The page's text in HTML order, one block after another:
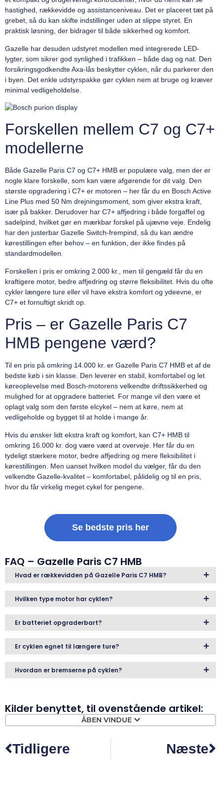
hastighed, rækkevidde og assistanceniveau. Det er placeret tæt på
grebet, så du kan skifte indstillinger uden at slippe styret. En
praktisk løsning, der bidrager til både sikkerhed og komfort.
Gazelle har desuden udstyret modellen med integrerede LED-
lygter, som sikrer god synlighed i trafikken – både dag og nat. Den
forsikringsgodkendte Axa-lås beskytter cyklen, når du parkerer den
i byen. Det enkle udstyrspakke gør cyklen nem at bruge og kræver
minimal vedligeholdelse.
Forskellen mellem C7 og C7+
modellerne
Både Gazelle Paris C7 og C7+ HMB er populære valg, men der er
nogle klare forskelle, som kan være afgørende for dit valg. Den
største opgradering i C7+ er motoren – her får du en Bosch Active
Line Plus med 50 Nm drejningsmoment, som giver ekstra kraft,
især på bakker. Derudover har C7+ affjedring i både forgaffel og
sadelpind, hvilket gør en mærkbar forskel på ujævne veje. Endelig
har den justerbar Gazelle Switch-frempind, så du kan ændre
kørestillingen efter behov – en funktion, der ikke findes på
standardmodellen.
Forskellen i pris er omkring 2.000 kr., men til gengæld får du en
kraftigere motor, bedre affjedring og større fleksibilitet. Hvis du ofte
cykler længere ture eller vil have ekstra komfort og ydeevne, er
C7+ et fornuftigt skridt op.
Pris – er Gazelle Paris C7
HMB pengene værd?
Til en pris på omkring 14.000 kr. er Gazelle Paris C7 HMB et af de
bedste køb i sin klasse. Den leverer en stabil, komfortabel og let
køreoplevelse med Bosch-motorens velkendte driftssikkerhed og
mulighed for at opgradere batteriet. For mange vil den være et
oplagt valg som den første elcykel – nem at køre, nem at
vedligeholde og bygget til at holde i mange år.
Hvis du ønsker lidt ekstra kraft og komfort, kan C7+ HMB til
omkring 16.000 kr. dog være værd at overveje. Her får du en
tydeligt stærkere motor, bedre affjedring og mere fleksibilitet i
kørestillingen. Men uanset hvilken model du vælger, får du den
velkendte Gazelle-kvalitet – komfortabel, pålidelig og til en pris,
hvor du får virkelig meget cykel for pengene.
Se bedste pris her
FAQ – Gazelle Paris C7 HMB
Hvad er rækkevidden på Gazelle Paris C7 HMB?
Hvilken type motor har cyklen?
Er batteriet opgraderbart?
Er cyklen egnet til længere ture?
Hvordan er bremserne på cyklen?
Kilder benyttet, til ovenstående artikel:
ÅBEN VINDUE
Tidligere Næste